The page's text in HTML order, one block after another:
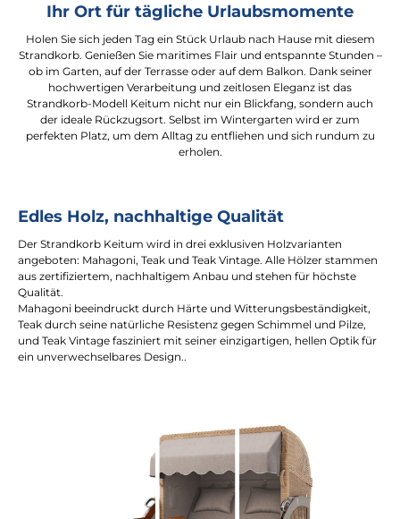
Ihr Ort für tägliche Urlaubsmomente
Holen Sie sich jeden Tag ein Stück Urlaub nach Hause mit diesem
Strandkorb. Genießen Sie maritimes Flair und entspannte Stunden –
ob im Garten, auf der Terrasse oder auf dem Balkon. Dank seiner
hochwertigen Verarbeitung und zeitlosen Eleganz ist das
Strandkorb-Modell Keitum nicht nur ein Blickfang, sondern auch
der ideale Rückzugsort. Selbst im Wintergarten wird er zum
perfekten Platz, um dem Alltag zu entfliehen und sich rundum zu
erholen.
Edles Holz, nachhaltige Qualität
Der Strandkorb Keitum wird in drei exklusiven Holzvarianten
angeboten: Mahagoni, Teak und Teak Vintage. Alle Hölzer stammen
aus zertifiziertem, nachhaltigem Anbau und stehen für höchste
Qualität.
Mahagoni beeindruckt durch Härte und Witterungsbeständigkeit,
Teak durch seine natürliche Resistenz gegen Schimmel und Pilze,
und Teak Vintage fasziniert mit seiner einzigartigen, hellen Optik für
ein unverwechselbares Design..